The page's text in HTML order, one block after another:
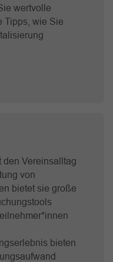
wertvolle
Tipps, wie Sie
Vereinsalltag
von
bietet sie große
bieten